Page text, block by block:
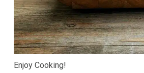
Enjoy Cooking!